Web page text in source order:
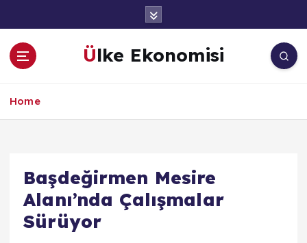
a
Ülke Ekonomisi
Home
Başdeğirmen Mesire
Alanı’nda Çalışmalar
Sürüyor